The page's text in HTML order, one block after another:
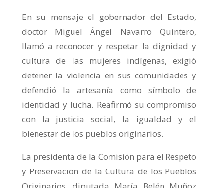
En su mensaje el gobernador del Estado,
doctor Miguel Ángel Navarro Quintero,
llamó a reconocer y respetar la dignidad y
cultura de las mujeres indígenas, exigió
detener la violencia en sus comunidades y
defendió la artesanía como símbolo de
identidad y lucha. Reafirmó su compromiso
con la justicia social, la igualdad y el
bienestar de los pueblos originarios.
La presidenta de la Comisión para el Respeto
y Preservación de la Cultura de los Pueblos
Originarios, diputada María Belén Muñoz